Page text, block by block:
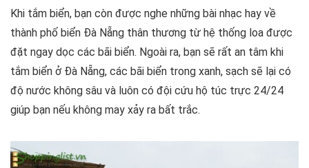
Khi tắm biển, bạn còn được nghe những bài nhạc hay về
thành phố biển Đà Nẵng thân thương từ hệ thống loa được
đặt ngay dọc các bãi biển. Ngoài ra, bạn sẽ rất an tâm khi
tắm biển ở Đà Nẵng, các bãi biển trong xanh, sạch sẽ lại có
độ nước không sâu và luôn có đội cứu hộ túc trực 24/24
giúp bạn nếu không may xảy ra bất trắc.